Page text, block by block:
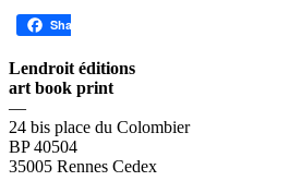
Share
Lendroit éditions
art book print
—
24 bis place du Colombier
BP 40504
35005 Rennes Cedex